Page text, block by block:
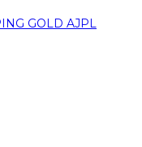
GOLD AJPL